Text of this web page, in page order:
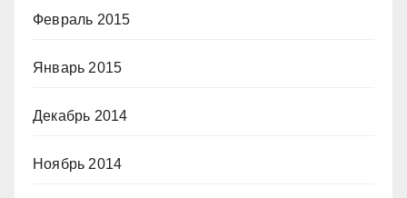
Февраль 2015
Январь 2015
Декабрь 2014
Ноябрь 2014